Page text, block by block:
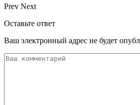
Prev Next
Оставьте ответ
Ваш электронный адрес не будет